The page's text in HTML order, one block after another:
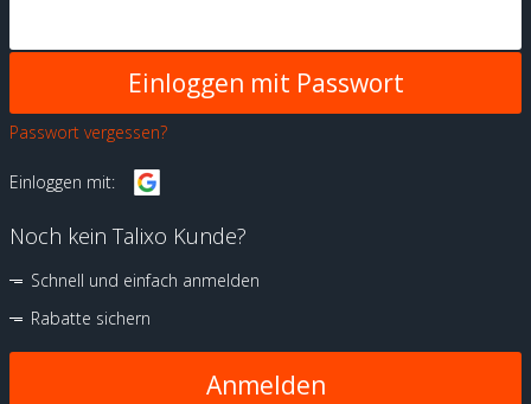
Passwort vergessen?
Einloggen mit:
Noch kein Talixo Kunde?
Schnell und einfach anmelden
Rabatte sichern
Anmelden